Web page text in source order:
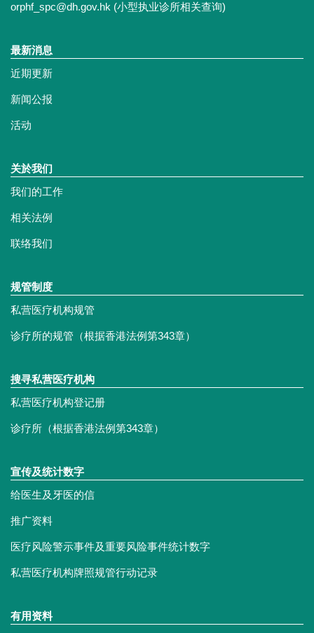
orphf_spc@dh.gov.hk (小型执业诊所相关查询)
最新消息
近期更新
新闻公报
活动
关於我们
我们的工作
相关法例
联络我们
规管制度
私营医疗机构规管
诊疗所的规管（根据香港法例第343章）
搜寻私营医疗机构
私营医疗机构登记册
诊疗所（根据香港法例第343章）
宣传及统计数字
给医生及牙医的信
推广资料
医疗风险警示事件及重要风险事件统计数字
私营医疗机构牌照规管行动记录
有用资料